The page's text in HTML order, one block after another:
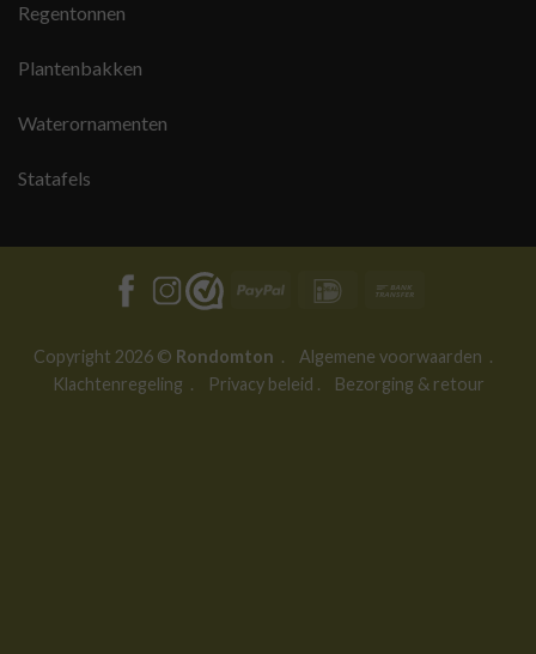
Regentonnen
Plantenbakken
Waterornamenten
Statafels
PayPal IDeal
Copyright 2026 © Rondomton . Algemene voorwaarden .
Klachtenregeling . Privacy beleid . Bezorging & retour